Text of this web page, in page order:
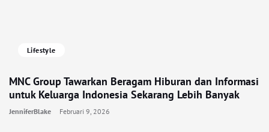
Lifestyle
MNC Group Tawarkan Beragam Hiburan dan Informasi
untuk Keluarga Indonesia Sekarang Lebih Banyak
JenniferBlake Februari 9, 2026